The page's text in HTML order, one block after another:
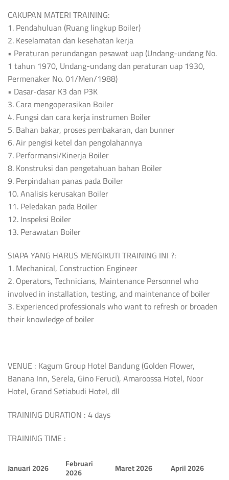
CAKUPAN MATERI TRAINING:
1. Pendahuluan (Ruang lingkup Boiler)
2. Keselamatan dan kesehatan kerja
• Peraturan perundangan pesawat uap (Undang-undang No.
1 tahun 1970, Undang-undang dan peraturan uap 1930,
Permenaker No. 01/Men/1988)
• Dasar-dasar K3 dan P3K
3. Cara mengoperasikan Boiler
4. Fungsi dan cara kerja instrumen Boiler
5. Bahan bakar, proses pembakaran, dan bunner
6. Air pengisi ketel dan pengolahannya
7. Performansi/Kinerja Boiler
8. Konstruksi dan pengetahuan bahan Boiler
9. Perpindahan panas pada Boiler
10. Analisis kerusakan Boiler
11. Peledakan pada Boiler
12. Inspeksi Boiler
13. Perawatan Boiler
SIAPA YANG HARUS MENGIKUTI TRAINING INI ?:
1. Mechanical, Construction Engineer
2. Operators, Technicians, Maintenance Personnel who
involved in installation, testing, and maintenance of boiler
3. Experienced professionals who want to refresh or broaden
their knowledge of boiler
VENUE : Kagum Group Hotel Bandung (Golden Flower,
Banana Inn, Serela, Gino Feruci), Amaroossa Hotel, Noor
Hotel, Grand Setiabudi Hotel, dll
TRAINING DURATION : 4 days
TRAINING TIME :
Januari 2026 Februari
2026 Maret 2026
April 2026